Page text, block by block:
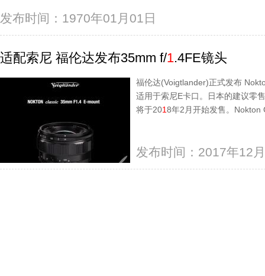
发布时间：1970年01月01日
适配索尼 福伦达发布35mm f/1.4FE镜头
福伦达(Voigtlander)正式发布
适用于索尼E卡口。日本的建议零
将于2018年2月开始发售。
发布时间：2017年12